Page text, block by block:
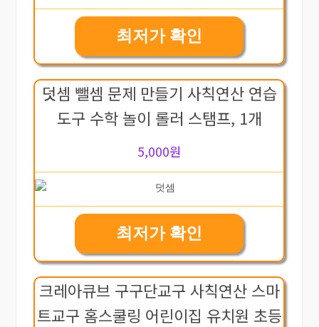
최저가 확인
덧셈 뺄셈 문제 만들기 사칙연산 연습
도구 수학 놀이 롤러 스탬프, 1개
5,000원
최저가 확인
크레아큐브 구구단교구 사칙연산 스마
트교구 홈스쿨링 어린이집 유치원 초등